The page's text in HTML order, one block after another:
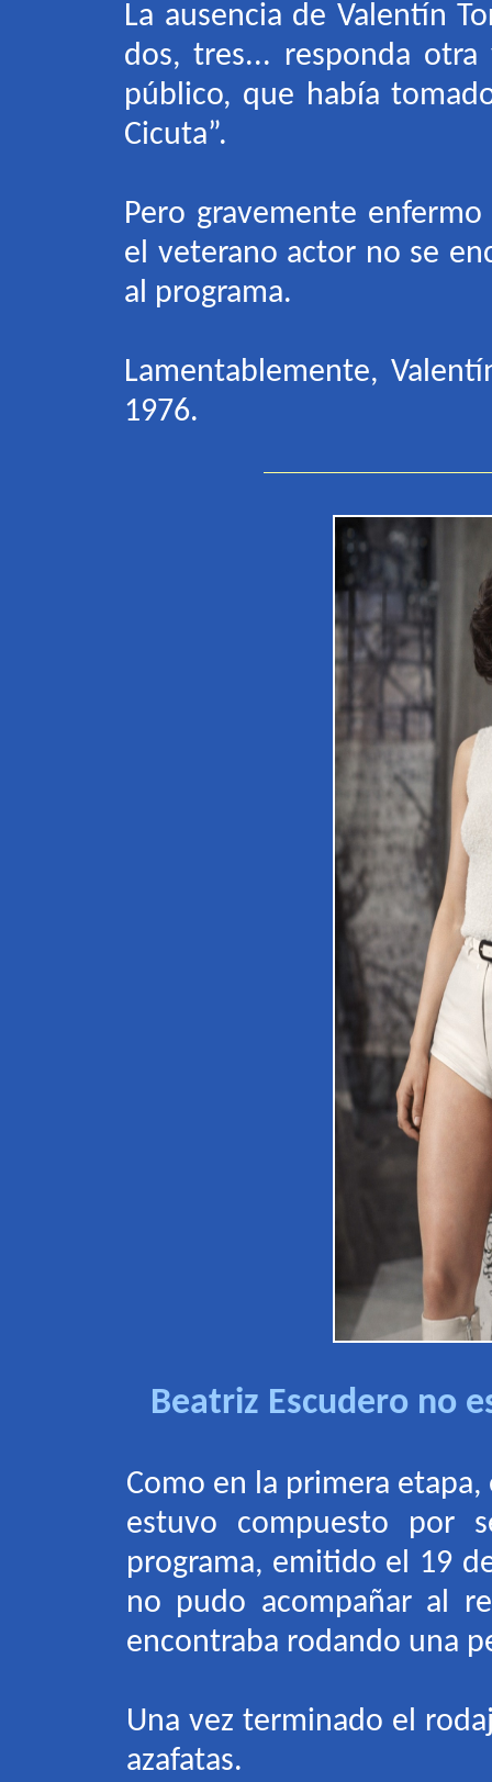
La ausencia de Valentín
dos, tres... responda
público, que había
Cicuta”.
Pero gravemente
el veterano actor no se
al programa.
Lamentablemente,
1976.
Beatriz Escudero no
Como en la primera
estuvo compuesto por
programa, emitido el 19
no pudo acompañar al
encontraba rodando una
Una vez terminado el
azafatas.